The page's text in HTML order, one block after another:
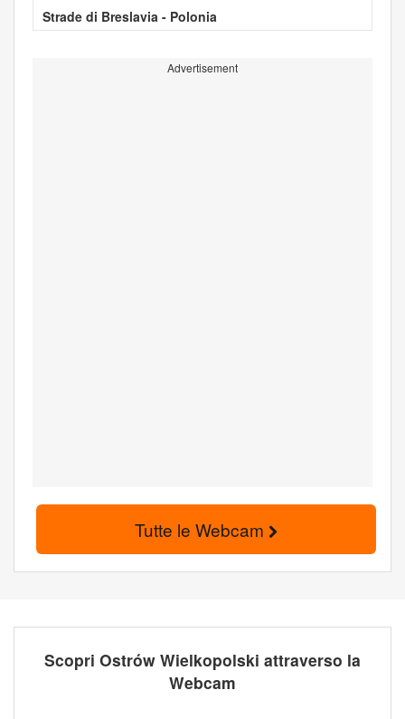
Strade di Breslavia - Polonia
Advertisement
Tutte le Webcam
Scopri Ostrów Wielkopolski attraverso la
Webcam